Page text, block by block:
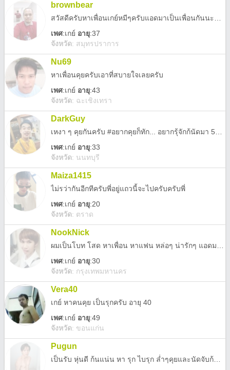
brownbear
เพศ:เกย์ อายุ:37
จังหวัด: สมุทรปราการ
Nu69
หาเพื่อนคุยครับเอาที่สบายใจเลยครับ
เพศ:เกย์ อายุ:43
จังหวัด: ฉะเชิงเทรา
DarkGuy
เพศ:เกย์ อายุ:33
จังหวัด: นนทบุรี
Maiza1415
ไม่รว่ากันอีกทีครับพี่อยู่แถวนี้จะไปครับครับพี่
เพศ:เกย์ อายุ:20
จังหวัด: ตราด
NookNick
เพศ:เกย์ อายุ:30
จังหวัด: กรุงเทพมหานคร
Vera40
เกย์ หาคนคุย เป็นรุกครับ อายุ 40
เพศ:เกย์ อายุ:49
จังหวัด: ขอนแก่น
Pugun